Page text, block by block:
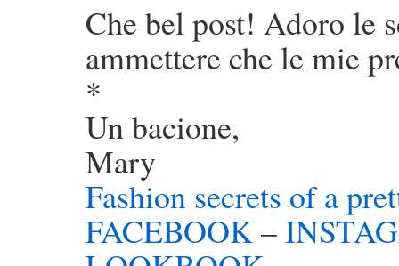
Che bel post! Adoro le
ammettere che le mie
*
Un bacione,
Mary
Fashion secrets of a
FACEBOOK–